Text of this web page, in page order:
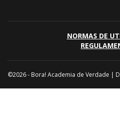
NORMAS DE
©2026 - Bora! Academia de Verdade |